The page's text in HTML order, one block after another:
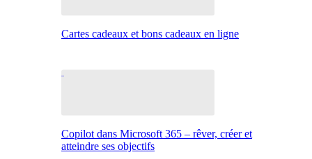
Cartes cadeaux et bons cadeaux en ligne
Copilot dans Microsoft 365 – rêver, créer et
atteindre ses objectifs